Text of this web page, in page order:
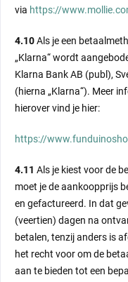
via https://
4.10Als je een
„Klarna“ wordt
Klarna Bank AB (publ),
(hierna „Klarna“). Meer
hierover vind je hier:
https://
4.11 Als je kiest voor de
moet je de aankoopprijs
en gefactureerd. In dat
(veertien) dagen na
betalen, tenzij anders is
het recht voor om de
aan te bieden tot een